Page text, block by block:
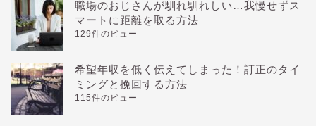
職場のおじさんが馴れ馴れしい…我慢せずス
マートに距離を取る方法
129件のビュー
希望年収を低く伝えてしまった！訂正のタイ
ミングと挽回する方法
115件のビュー